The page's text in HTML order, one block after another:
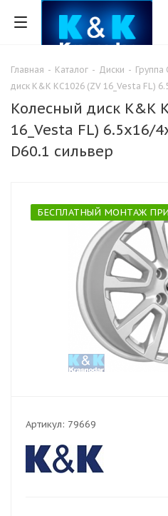
Главная - Каталог - Диски -
диск K&K КС1026 (ZV 16_Vesta FL)
Колесный диск K&K
16_Vesta FL) 6.5x16/
D60.1 сильвер
БЕСПЛАТНЫЙ МОНТАЖ
Артикул: 79669